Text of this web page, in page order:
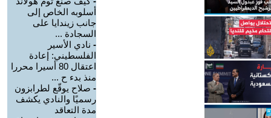
أسلوبه الخاص إلى
جانب زيندايا على
السجادة ...
- نادي الأسير
الفلسطيني: إعادة
اعتقال 80 أسيرا محررا
منذ بدء ح ...
- صلاح يوقّع لطرابزون
رسميًا والنادي يكشف
مدة التعاقد